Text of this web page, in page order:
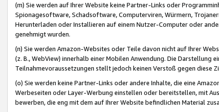
(m) Sie werden auf Ihrer Website keine Partner-Links oder
Spionagesoftware, Schadsoftware, Computerviren, Würmern,
Herunterladen oder Installieren auf einem Nutzer-Computer oder
genehmigt wurden.
(n) Sie werden Amazon-Websites oder Teile davon nicht auf Ihrer
(z. B., WebView) innerhalb einer Mobilen Anwendung. Die Darstellung
Teilnahmevoraussetzungen stellt jedoch keinen Verstoß gegen diese
(o) Sie werden keine Partner-Links oder andere Inhalte, die eine
Werbeseiten oder Layer-Werbung einstellen oder bereitstellen, mit
bewerben, die eng mit dem auf Ihrer Website befindlichen Material